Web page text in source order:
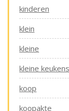
kinderen
klein
kleine
kleine keukens
koop
koopakte